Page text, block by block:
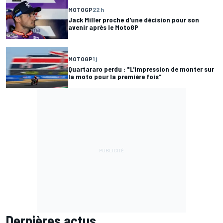
MOTOGP22 h
Jack Miller proche d'une décision pour son
avenir après le MotoGP
MOTOGP1 j
Quartararo perdu : "L'impression de monter sur
la moto pour la première fois"